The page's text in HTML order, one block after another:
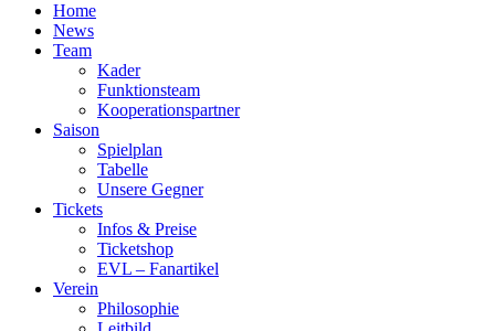
Home
News
Team
Kader
Funktionsteam
Kooperationspartner
Saison
Spielplan
Tabelle
Unsere Gegner
Tickets
Infos & Preise
Ticketshop
EVL – Fanartikel
Verein
Philosophie